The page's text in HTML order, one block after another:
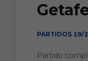
PARTIDOS 19/
Partido